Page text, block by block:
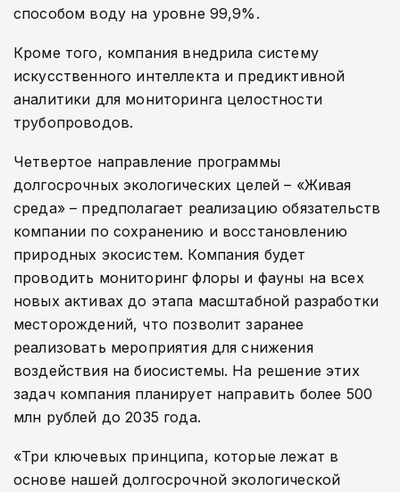
способом воду на уровне 99,9%.
Кроме того, компания внедрила систему
искусственного интеллекта и предиктивной
аналитики для мониторинга целостности
трубопроводов.
Четвертое направление программы
долгосрочных экологических целей – «Живая
среда» – предполагает реализацию обязательств
компании по сохранению и восстановлению
природных экосистем. Компания будет
проводить мониторинг флоры и фауны на всех
новых активах до этапа масштабной разработки
месторождений, что позволит заранее
реализовать мероприятия для снижения
воздействия на биосистемы. На решение этих
задач компания планирует направить более 500
млн рублей до 2035 года.
«Три ключевых принципа, которые лежат в
основе нашей долгосрочной экологической